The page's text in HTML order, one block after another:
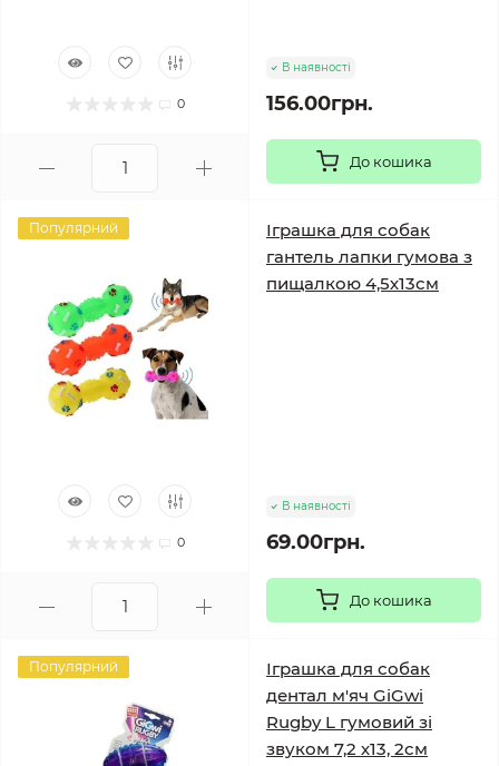
0
В наявності
156.00грн.
До кошика
Популярний
0
Іграшка для собак
гантель лапки гумова з
пищалкою 4,5х13см
В наявності
69.00грн.
До кошика
Популярний
Іграшка для собак
дентал м'яч GiGwi
Rugby L гумовий зі
звуком 7,2 х13, 2см